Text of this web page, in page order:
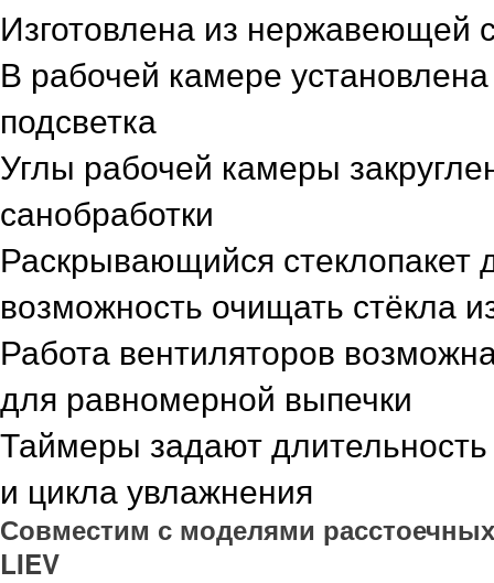
Изготовлена из нержавеющей
В рабочей камере установлена
подсветка
Углы рабочей камеры
санобработки
Раскрывающийся стеклопакет
возможность очищать стёкла
Работа вентиляторов
для равномерной выпечки
Таймеры задают
и цикла увлажнения
Совместим с моделями
LIEV